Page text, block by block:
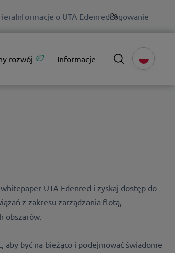
Informacje o UTA EdenredLogowanie
rozwój Informacje
UTA Edenred i zyskaj dostęp do
z zakresu zarządzania flotą,
obszarów.
być na bieżąco i podejmować świadome